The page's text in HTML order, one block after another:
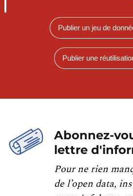
Publier un jeu de
Publier une
Abonnez-
lettre
Pour ne rien
de l’open data,